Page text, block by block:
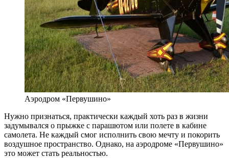
Аэродром «Первушино»
Нужно признаться, практически каждый хоть раз в жизни
задумывался о прыжке с парашютом или полете в кабине
самолета. Не каждый смог исполнить свою мечту и покорить
воздушное пространство. Однако, на аэродроме «Первушино»
это может стать реальностью.